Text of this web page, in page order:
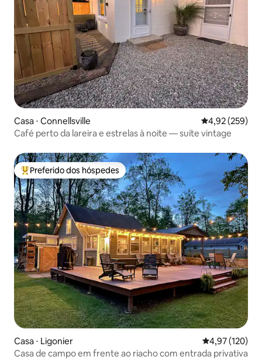
Casa ⋅ Connellsville 4,92 de uma
4,92 (259)
Café perto da lareira e estrelas à noite — suíte vintage
Entre os melhores preferidos dos hóspedes
Preferido dos hóspedes
Casa ⋅ Ligonier 4,97 de uma
4,97 (120)
Casa de campo em frente ao riacho com entrada privativa